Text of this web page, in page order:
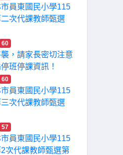
員東國民小學115
次代課教師甄選
60
，請家長密切注意
班停課資訊！
60
員東國民小學115
次代課教師甄選
57
員東國民小學115
次代課教師甄選第